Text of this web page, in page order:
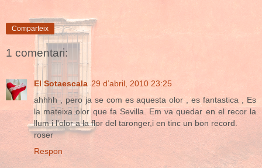
Comparteix
1 comentari:
El Sotaescala 29 d’abril, 2010 23:25
ahhhh , pero ja se com es aquesta olor , es fantastica , Es
la mateixa olor que fa Sevilla. Em va quedar en el recor la
llum i l'olor a la flor del taronger,i en tinc un bon record.
roser
Respon